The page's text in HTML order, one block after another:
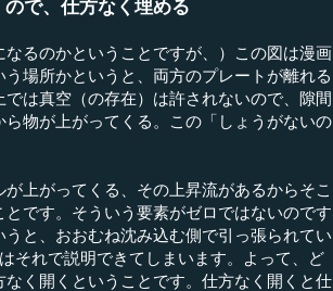
で、仕方なく埋める
るのかということですが、）この図は漫画
場所かというと、両方のプレートが離れる
は真空（の存在）は許されないので、隙間
物が上がってくる。この「しょうがないの
上がってくる、その上昇流があるからそこ
です。そういう要素がゼロではないのです
と、おおむね沈み込む側で引っ張られてい
それで説明できてしまいます。よって、ど
く開くということです。仕方なく開くと仕